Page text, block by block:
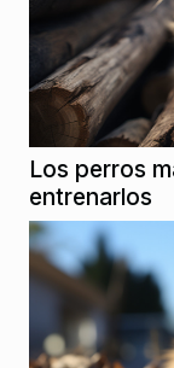
Los perros
entrenarlos